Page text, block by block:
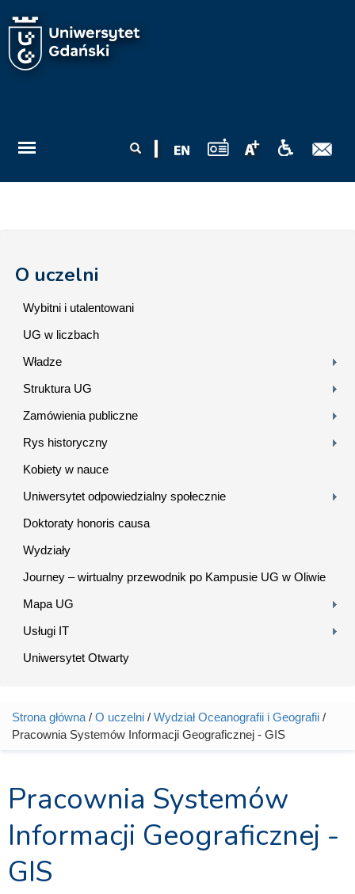
wyszukiwania
O uczelni
Wybitni i utalentowani
UG w liczbach
Władze
Struktura UG
Zamówienia publiczne
Rys historyczny
Kobiety w nauce
Uniwersytet odpowiedzialny społecznie
Doktoraty honoris causa
Wydziały
Journey – wirtualny przewodnik po Kampusie UG w Oliwie
Mapa UG
Usługi IT
Uniwersytet Otwarty
Jesteś tutaj
Strona główna / O uczelni / Wydział Oceanografii i Geografii /
Pracownia Systemów Informacji Geograficznej - GIS
Pracownia Systemów
Informacji Geograficznej -
GIS